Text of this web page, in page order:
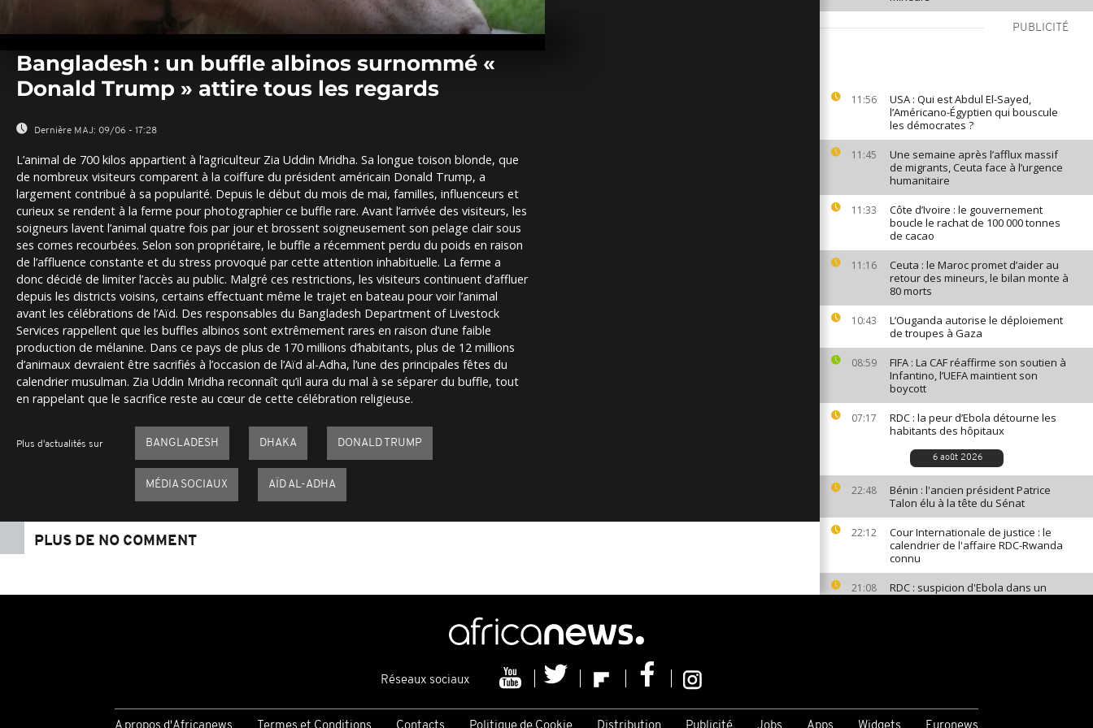
PUBLICITÉ
11:56
USA : Qui est Abdul El-Sayed,
l’Américano-Égyptien qui bouscule
les démocrates ?
11:45
Une semaine après l’afflux massif
de migrants, Ceuta face à l’urgence
humanitaire
11:33
Côte d’Ivoire : le gouvernement
boucle le rachat de 100 000 tonnes
de cacao
11:16
Ceuta : le Maroc promet d’aider au
retour des mineurs, le bilan monte à
80 morts
10:43
L’Ouganda autorise le déploiement
de troupes à Gaza
08:59
FIFA : La CAF réaffirme son soutien à
Infantino, l’UEFA maintient son
boycott
07:17
RDC : la peur d’Ebola détourne les
habitants des hôpitaux
6 août 2026
22:48
Bénin : l'ancien président Patrice
Talon élu à la tête du Sénat
22:12
Cour Internationale de justice : le
calendrier de l'affaire RDC-Rwanda
connu
21:08
RDC : suspicion d'Ebola dans un
seconds
seconds Volume
Bangladesh : un buffle albinos surnommé «
Donald Trump » attire tous les regards
Dernière MAJ: 09/06 - 17:28
L’animal de 700 kilos appartient à l’agriculteur Zia Uddin Mridha. Sa longue toison blonde, que
de nombreux visiteurs comparent à la coiffure du président américain Donald Trump, a
largement contribué à sa popularité. Depuis le début du mois de mai, familles, influenceurs et
curieux se rendent à la ferme pour photographier ce buffle rare. Avant l’arrivée des visiteurs, les
soigneurs lavent l’animal quatre fois par jour et brossent soigneusement son pelage clair sous
ses cornes recourbées. Selon son propriétaire, le buffle a récemment perdu du poids en raison
de l’affluence constante et du stress provoqué par cette attention inhabituelle. La ferme a
donc décidé de limiter l’accès au public. Malgré ces restrictions, les visiteurs continuent d’affluer
depuis les districts voisins, certains effectuant même le trajet en bateau pour voir l’animal
avant les célébrations de l’Aïd. Des responsables du Bangladesh Department of Livestock
Services rappellent que les buffles albinos sont extrêmement rares en raison d’une faible
production de mélanine. Dans ce pays de plus de 170 millions d’habitants, plus de 12 millions
d’animaux devraient être sacrifiés à l’occasion de l’Aïd al-Adha, l’une des principales fêtes du
calendrier musulman. Zia Uddin Mridha reconnaît qu’il aura du mal à se séparer du buffle, tout
en rappelant que le sacrifice reste au cœur de cette célébration religieuse.
Plus d'actualités sur BANGLADESH DHAKA DONALD TRUMP
MÉDIA SOCIAUX AÏD AL-ADHA
PLUS DE NO COMMENT
Réseaux sociaux